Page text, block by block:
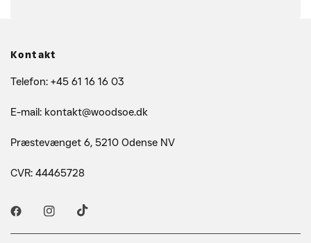
Kontakt
Telefon: +45 61 16 16 03
E-mail: kontakt@woodsoe.dk
Præstevænget 6, 5210 Odense NV
CVR: 44465728